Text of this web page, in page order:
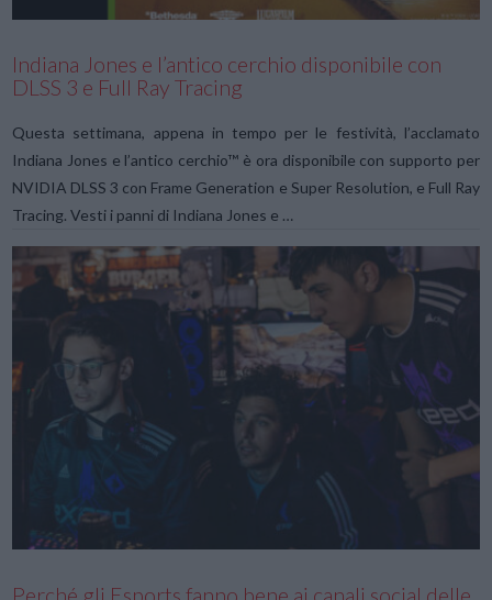
Indiana Jones e l’antico cerchio disponibile con
DLSS 3 e Full Ray Tracing
Questa settimana, appena in tempo per le festività, l’acclamato
Indiana Jones e l’antico cerchio™ è ora disponibile con supporto per
NVIDIA DLSS 3 con Frame Generation e Super Resolution, e Full Ray
Tracing. Vesti i panni di Indiana Jones e …
Perché gli Esports fanno bene ai canali social delle